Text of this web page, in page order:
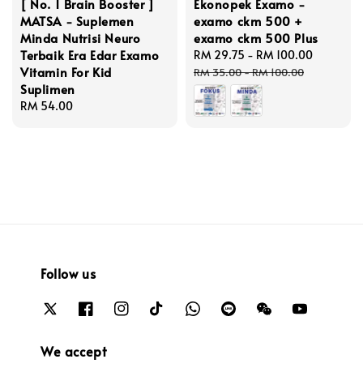
[ No. 1 Brain Booster ]
MATSA - Suplemen
Minda Nutrisi Neuro
Terbaik Era Edar Examo
Vitamin For Kid
Suplimen
Regular
RM 54.00
Ekonopek Examo -
examo ckm 500 +
examo ckm 500 Plus
Sale
price
RM 29.75 - RM 100.00
RM 35.00-RM 100.00
Follow us
We accept